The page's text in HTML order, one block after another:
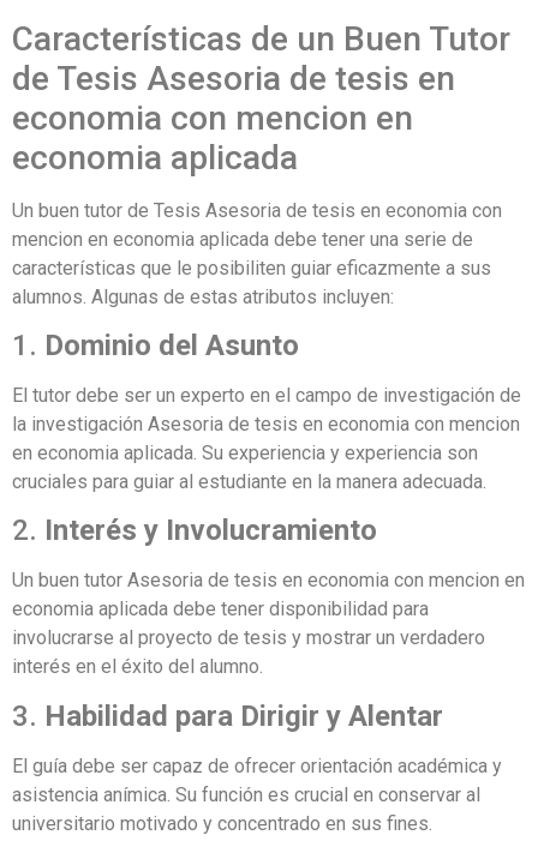
Características de un Buen Tutor
de Tesis Asesoria de tesis en
economia con mencion en
economia aplicada
Un buen tutor de Tesis Asesoria de tesis en economia con
mencion en economia aplicada debe tener una serie de
características que le posibiliten guiar eficazmente a sus
alumnos. Algunas de estas atributos incluyen:
1. Dominio del Asunto
El tutor debe ser un experto en el campo de investigación de
la investigación Asesoria de tesis en economia con mencion
en economia aplicada. Su experiencia y experiencia son
cruciales para guiar al estudiante en la manera adecuada.
2. Interés y Involucramiento
Un buen tutor Asesoria de tesis en economia con mencion en
economia aplicada debe tener disponibilidad para
involucrarse al proyecto de tesis y mostrar un verdadero
interés en el éxito del alumno.
3. Habilidad para Dirigir y Alentar
El guía debe ser capaz de ofrecer orientación académica y
asistencia anímica. Su función es crucial en conservar al
universitario motivado y concentrado en sus fines.